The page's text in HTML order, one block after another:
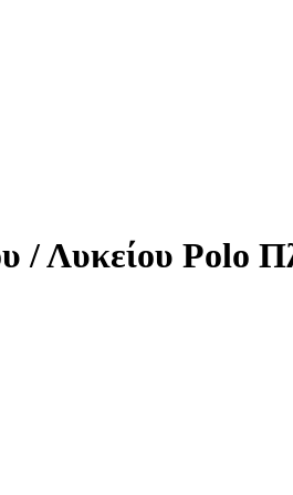
/ Λυκείου Polo